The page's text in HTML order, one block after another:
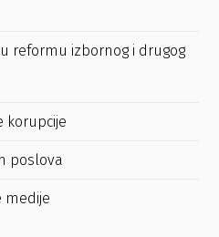
reformu izbornog i drugog
korupcije
poslova
medije